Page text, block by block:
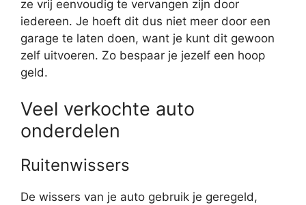
ze vrij eenvoudig te vervangen zijn door
iedereen. Je hoeft dit dus niet meer door een
garage te laten doen, want je kunt dit gewoon
zelf uitvoeren. Zo bespaar je jezelf een hoop
geld.
Veel verkochte auto
onderdelen
Ruitenwissers
De wissers van je auto gebruik je geregeld,